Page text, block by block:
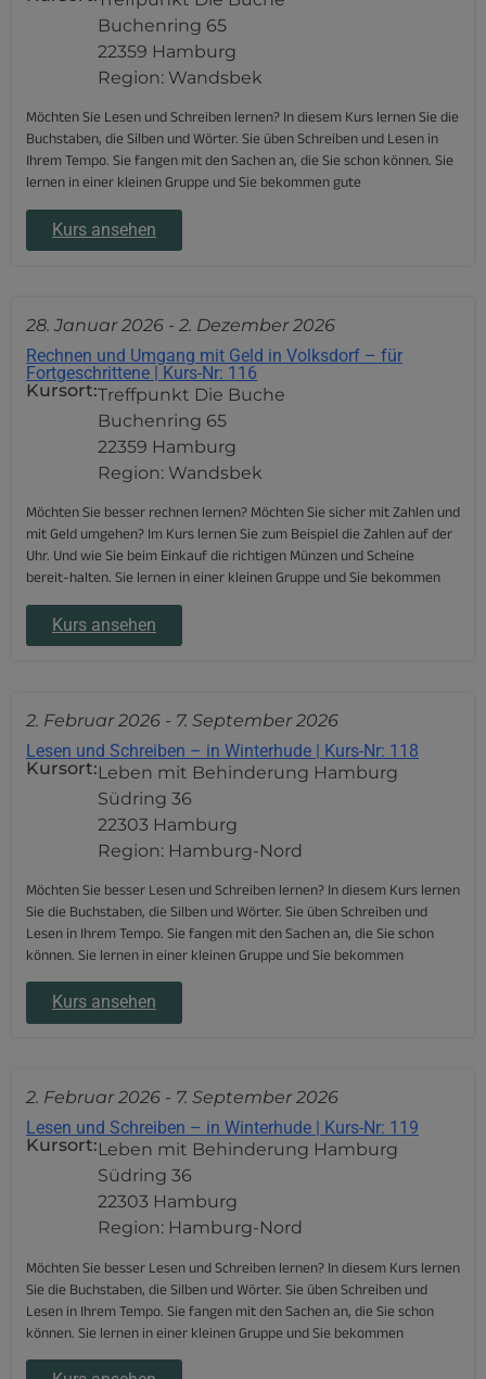
Buchenring 65
22359 Hamburg
Region: Wandsbek
Möchten Sie Lesen und Schreiben lernen? In diesem Kurs lernen Sie die
Buchstaben, die Silben und Wörter. Sie üben Schreiben und Lesen in
Ihrem Tempo. Sie fangen mit den Sachen an, die Sie schon können. Sie
lernen in einer kleinen Gruppe und Sie bekommen gute
Kurs ansehen
28. Januar 2026 - 2. Dezember 2026
Rechnen und Umgang mit Geld in Volksdorf – für
Fortgeschrittene | Kurs-Nr: 116
Kursort:Treffpunkt Die Buche
Buchenring 65
22359 Hamburg
Region: Wandsbek
Möchten Sie besser rechnen lernen? Möchten Sie sicher mit Zahlen und
mit Geld umgehen? Im Kurs lernen Sie zum Beispiel die Zahlen auf der
Uhr. Und wie Sie beim Einkauf die richtigen Münzen und Scheine
bereit-halten. Sie lernen in einer kleinen Gruppe und Sie bekommen
Kurs ansehen
2. Februar 2026 - 7. September 2026
Lesen und Schreiben – in Winterhude | Kurs-Nr: 118
Kursort:Leben mit Behinderung Hamburg
Südring 36
22303 Hamburg
Region: Hamburg-Nord
Möchten Sie besser Lesen und Schreiben lernen? In diesem Kurs lernen
Sie die Buchstaben, die Silben und Wörter. Sie üben Schreiben und
Lesen in Ihrem Tempo. Sie fangen mit den Sachen an, die Sie schon
können. Sie lernen in einer kleinen Gruppe und Sie bekommen
Kurs ansehen
2. Februar 2026 - 7. September 2026
Lesen und Schreiben – in Winterhude | Kurs-Nr: 119
Kursort:Leben mit Behinderung Hamburg
Südring 36
22303 Hamburg
Region: Hamburg-Nord
Möchten Sie besser Lesen und Schreiben lernen? In diesem Kurs lernen
Sie die Buchstaben, die Silben und Wörter. Sie üben Schreiben und
Lesen in Ihrem Tempo. Sie fangen mit den Sachen an, die Sie schon
können. Sie lernen in einer kleinen Gruppe und Sie bekommen